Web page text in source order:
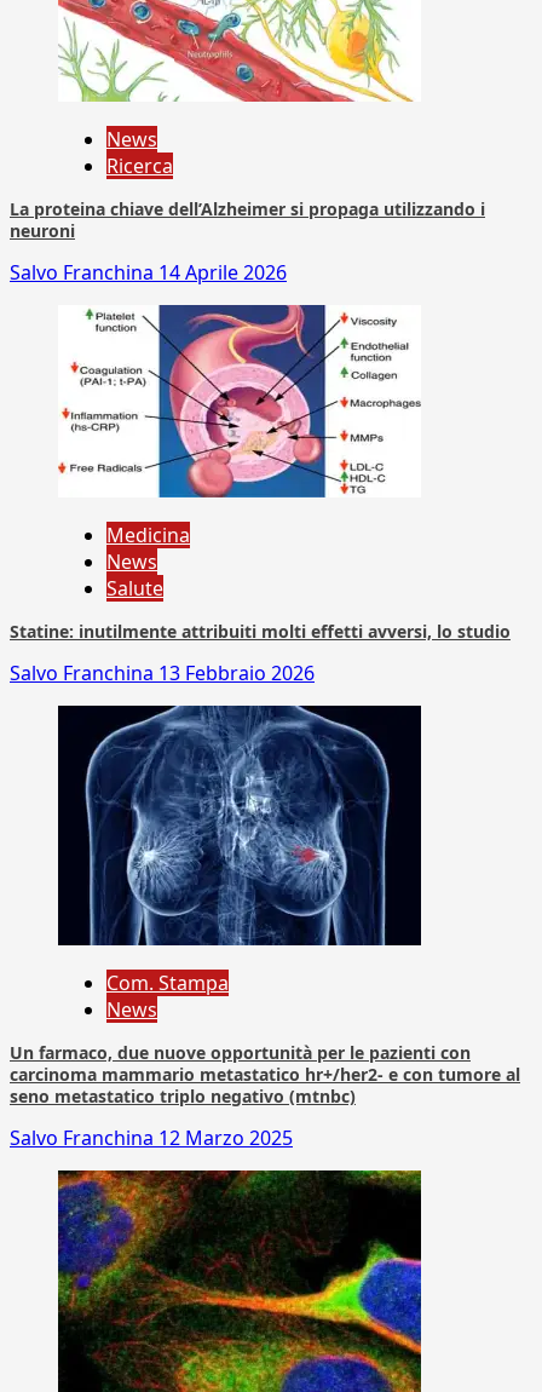
News
Ricerca
La proteina chiave dell’Alzheimer si propaga utilizzando i
neuroni
Salvo Franchina 14 Aprile 2026
Medicina
News
Salute
Statine: inutilmente attribuiti molti effetti avversi, lo studio
Salvo Franchina 13 Febbraio 2026
Com. Stampa
News
Un farmaco, due nuove opportunità per le pazienti con
carcinoma mammario metastatico hr+/her2- e con tumore al
seno metastatico triplo negativo (mtnbc)
Salvo Franchina 12 Marzo 2025